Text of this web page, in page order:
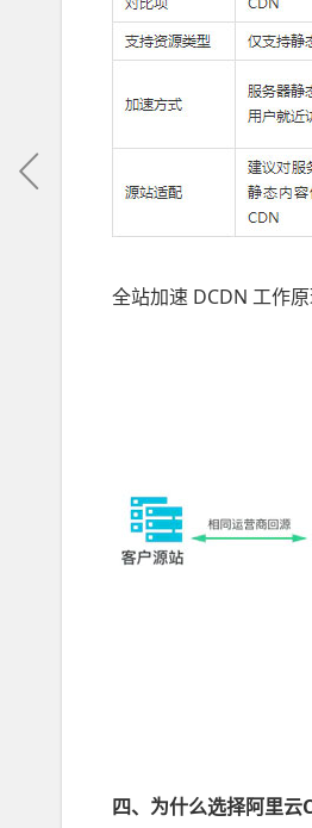
全站加速 DCDN 工作原
四、为什么选择阿里云